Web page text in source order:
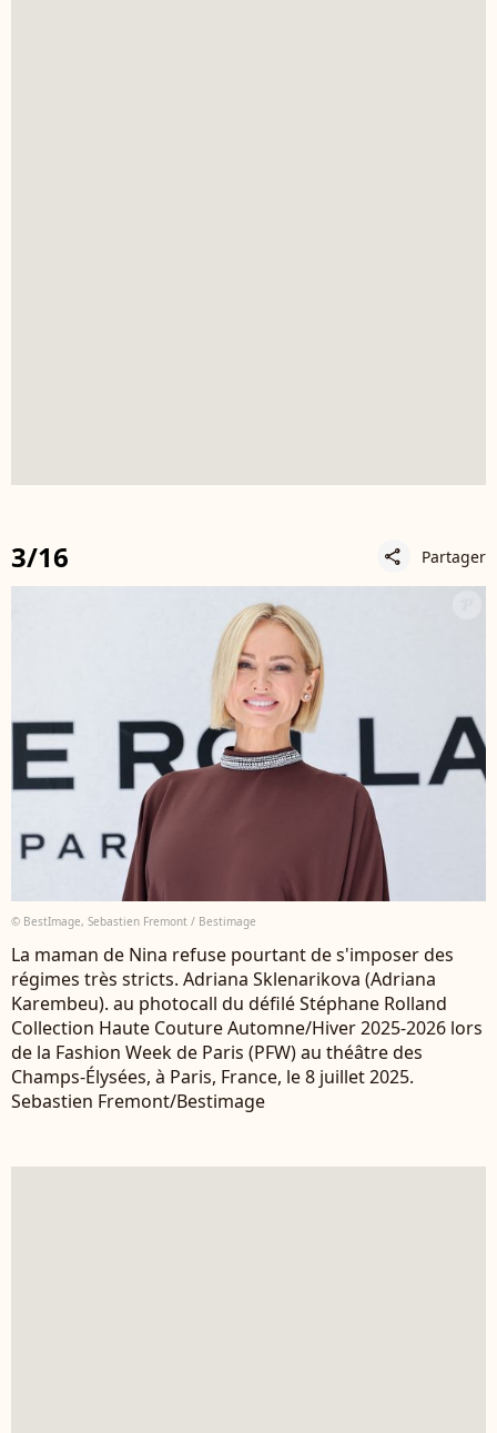
3/16 share Partager
© BestImage, Sebastien Fremont / Bestimage
La maman de Nina refuse pourtant de s'imposer des
régimes très stricts. Adriana Sklenarikova (Adriana
Karembeu). au photocall du défilé Stéphane Rolland
Collection Haute Couture Automne/Hiver 2025-2026 lors
de la Fashion Week de Paris (PFW) au théâtre des
Champs-Élysées, à Paris, France, le 8 juillet 2025.
Sebastien Fremont/Bestimage